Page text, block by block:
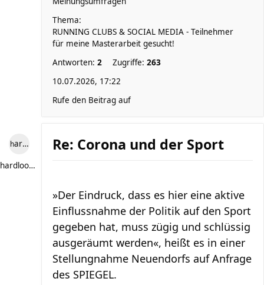
Thema:
RUNNING CLUBS & SOCIAL MEDIA - Teilnehmer
für meine Masterarbeit gesucht!
Antworten: 2 Zugriffe: 263
10.07.2026, 17:22
Rufe den Beitrag auf
hardlooper
hardlooper
Re: Corona und der Sport
»Der Eindruck, dass es hier eine aktive
Einflussnahme der Politik auf den Sport
gegeben hat, muss zügig und schlüssig
ausgeräumt werden«, heißt es in einer
Stellungnahme Neuendorfs auf Anfrage
des SPIEGEL.